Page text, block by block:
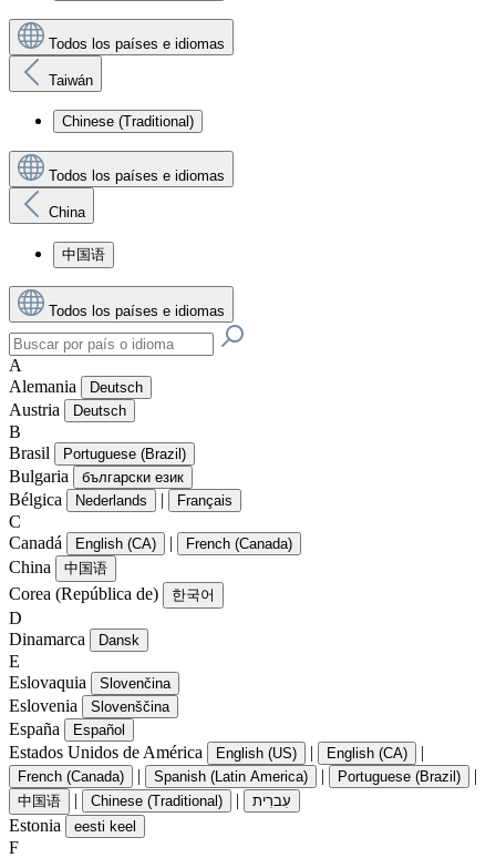
Todos los países e idiomas
Taiwán
Chinese (Traditional)
Todos los países e idiomas
China
中国语
Todos los países e idiomas
A
Alemania
Deutsch
Austria Deutsch
B
Brasil
Portuguese (Brazil)
Bulgaria български език
Bélgica Nederlands | Français
C
Canadá
English (CA) | French (Canada)
China 中国语
Corea (República de) 한국어
D
Dinamarca
Dansk
E
Eslovaquia
Slovenčina
Eslovenia Slovenščina
España Español
Estados Unidos de América English (US) | English (CA) |
French (Canada) | Spanish (Latin America) | Portuguese (Brazil) |
中国语 | Chinese (Traditional) | עִברִית
Estonia eesti keel
F